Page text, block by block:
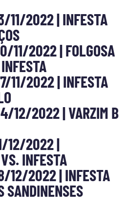
11/2022 | INFESTA
11/2022 | FOLGOSA
11/2022 | INFESTA
12/2022 | VARZIM B
12/2022 |
INFESTA
12/2022 | INFESTA
SANDINENSES